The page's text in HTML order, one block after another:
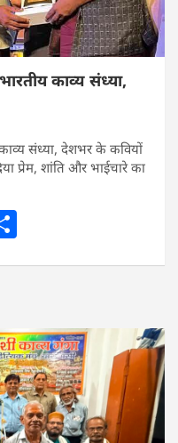
काव्य संध्या,
संध्या, देशभर के कवियों
प्रेम, शांति और भाईचारे का